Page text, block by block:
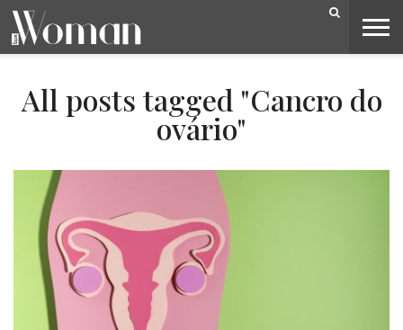
BELEZA
CAPA
LIFESTYLE
MODA
OPINIÃO
PESSOAS
SOCIEDADE
VIDEOS
All posts tagged "Cancro do
ovário"